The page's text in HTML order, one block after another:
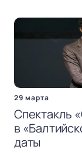
29 марта
Спектакль
в
даты